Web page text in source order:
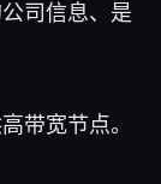
司信息、是
带宽节点。